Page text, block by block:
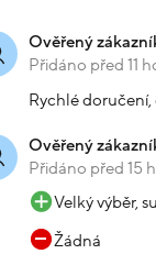
Ověřený
Přidáno před 11
Rychlé
Ověřený
Přidáno před 15
Velký výběr,
Žádná